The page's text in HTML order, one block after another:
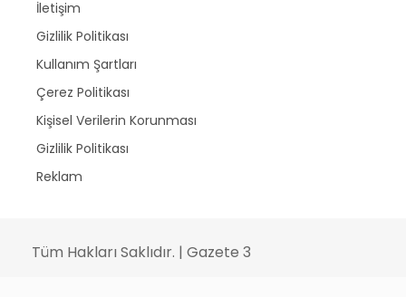
İletişim
Gizlilik Politikası
Kullanım Şartları
Çerez Politikası
Kişisel Verilerin Korunması
Gizlilik Politikası
Reklam
Tüm Hakları Saklıdır. | Gazete 3